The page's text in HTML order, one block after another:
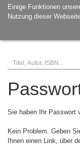
Einige Funktionen
Nutzung dieser
Sie haben Ihr Passwort
Kein Problem. Geben
Ihnen einen Link, über